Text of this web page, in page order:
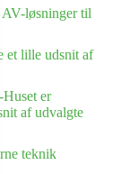
løsninger til
et lille udsnit af
er
af udvalgte
teknik